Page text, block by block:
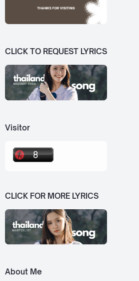
CLICK TO REQUEST LYRICS
Visitor
CLICK FOR MORE LYRICS
About Me